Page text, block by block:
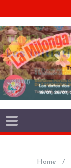
Home